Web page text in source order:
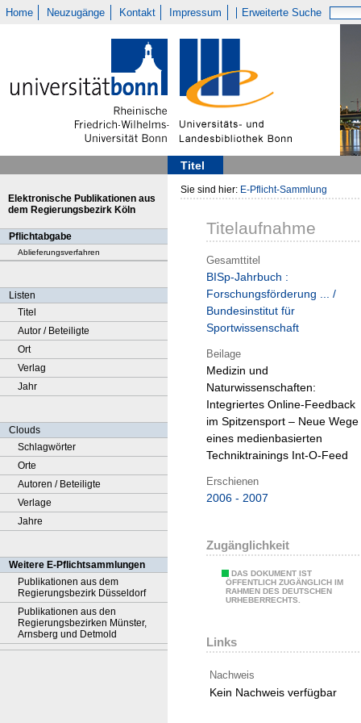
Home Neuzugänge Kontakt Impressum Erweiterte Suche
Titel
Elektronische Publikationen aus
dem Regierungsbezirk Köln
Pflichtabgabe
Ablieferungsverfahren
Listen
Titel
Autor / Beteiligte
Ort
Verlag
Jahr
Clouds
Schlagwörter
Orte
Autoren / Beteiligte
Verlage
Jahre
Weitere E-Pflichtsammlungen
Publikationen aus dem
Regierungsbezirk Düsseldorf
Publikationen aus den
Regierungsbezirken Münster,
Arnsberg und Detmold
Sie sind hier: E-Pflicht-Sammlung
Titelaufnahme
Gesamttitel
BISp-Jahrbuch :
Forschungsförderung ... /
Bundesinstitut für
Sportwissenschaft
Beilage
Medizin und
Naturwissenschaften:
Integriertes Online-Feedback
im Spitzensport – Neue Wege
eines medienbasierten
Techniktrainings Int-O-Feed
Erschienen
2006 - 2007
Zugänglichkeit
DAS DOKUMENT IST
ÖFFENTLICH ZUGÄNGLICH IM
RAHMEN DES DEUTSCHEN
URHEBERRECHTS.
Links
Nachweis
Kein Nachweis verfügbar